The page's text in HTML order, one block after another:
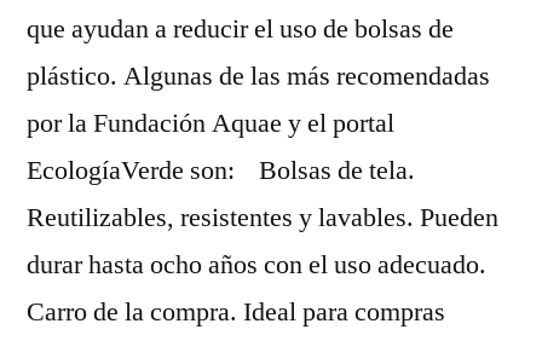
que ayudan a reducir el uso de bolsas de
plástico. Algunas de las más recomendadas
por la Fundación Aquae y el portal
EcologíaVerde son: Bolsas de tela.
Reutilizables, resistentes y lavables. Pueden
durar hasta ocho años con el uso adecuado.
Carro de la compra. Ideal para compras